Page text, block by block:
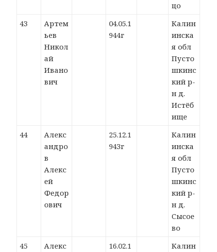
цо
43
Артем
ьев
Никол
ай
Ивано
вич
04.05.1
944г
Калин
инска
я обл
Пусто
шкинс
кий р-
н д.
Истёб
ище
44
Алекс
андро
в
Алекс
ей
Федор
ович
25.12.1
943г
Калин
инска
я обл
Пусто
шкинс
кий р-
н д.
Сысое
во
45
Алекс
16.02.1
Калин